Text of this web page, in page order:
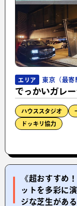
エリア 東京（最寄
でっかいガレ
ハウススタジオ
ドッキリ協力
《超おすすめ
ットを多彩に
ジな芝生があ